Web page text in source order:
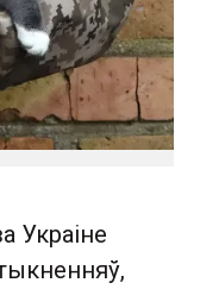
Украіне